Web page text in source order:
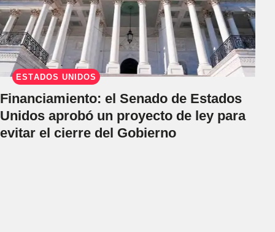
ESTADOS UNIDOS
Financiamiento: el Senado de Estados
Unidos aprobó un proyecto de ley para
evitar el cierre del Gobierno